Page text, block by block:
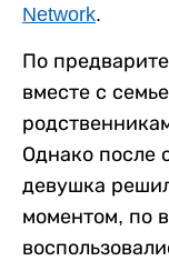
Network.
По
вместе с
Однако после
девушка
моментом, по